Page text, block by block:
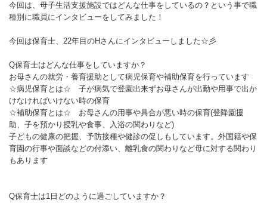
今回は、母子生活支援施設ではどんな仕事をしているの？という事で職
種別に職員にインタビューをしてみました！
今回は保育士、22年目のHさんにインタビューしました☆彡
Q保育士はどんな仕事をしていますか？
お母さんの就労・養育援助として病児保育や補助保育を行っています
☆病児保育とは☆ 子が病気で登園出来ずお母さんが出勤や用事で出か
けなければいけない時の保育
☆補助保育とは☆ お母さんの用事や具合が悪い時の保育(登降園援
助、子を預かり授乳や食事、入浴の関わりなど)
子どもの健康の把握、予防接種や健診の促しもしています。外国籍や保
育園の行事や面談などの付添い、離乳食の関わりなど母に対する関わり
もあります
Q保育士は1日どのように過ごしていますか？